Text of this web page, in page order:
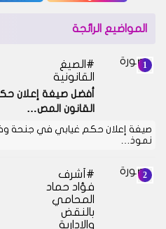
المواضيع الرائجة
الصيغ
القانونية
أفضل صيغة إعلان
القانون المص…
صيغة إعلان حكم غيابي في جنحة
نموذ…
أشرف
فؤاد حماد
المحامي
بالنقض
والادارية